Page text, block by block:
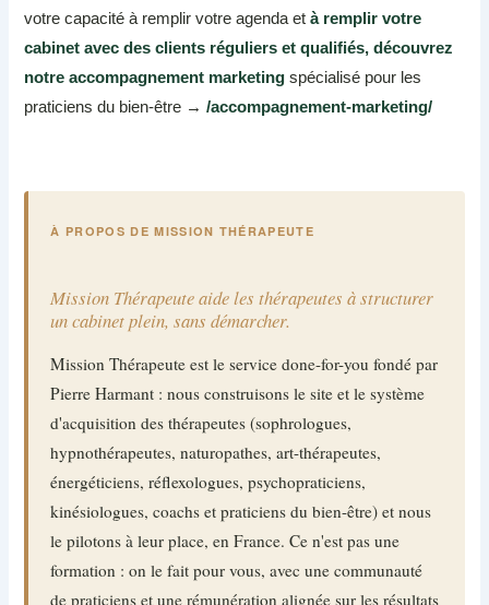
votre capacité à remplir votre agenda età remplir votre
cabinet avec des clients réguliers et qualifiés, découvrez
notre accompagnement marketing spécialisé pour les
praticiens du bien-être →/accompagnement-marketing/
À PROPOS DE MISSION THÉRAPEUTE
Mission Thérapeute aide les thérapeutes à structurer
un cabinet plein, sans démarcher.
Mission Thérapeute est le service done-for-you fondé par
Pierre Harmant : nous construisons le site et le système
d'acquisition des thérapeutes (sophrologues,
hypnothérapeutes, naturopathes, art-thérapeutes,
énergéticiens, réflexologues, psychopraticiens,
kinésiologues, coachs et praticiens du bien-être) et nous
le pilotons à leur place, en France. Ce n'est pas une
formation : on le fait pour vous, avec une communauté
de praticiens et une rémunération alignée sur les résultats